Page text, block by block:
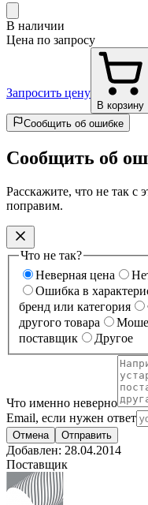
В наличии
Цена по запросу
Запросить цену
В корзину
Сообщить об ошибке
Сообщить об
Расскажите, что не так
поправим.
Что не так?
Неверная цена
Ошибка в
бренд или категория
другого товара
поставщик
Другое
Что именно неверно
Email, если нужен ответ
Отмена Отправить
Добавлен: 28.04.2014
Поставщик